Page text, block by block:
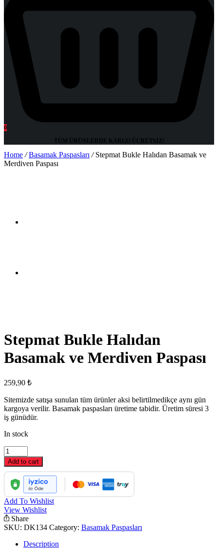
0
TÜM ÜRÜNLERDE KARGO ÜCRETSIZ!
Home / Basamak Paspasları /Stepmat Bukle Halıdan Basamak ve
Merdiven Paspası
Stepmat Bukle Halıdan
Basamak ve Merdiven Paspası
259,90 ₺
Sitemizde satışa sunulan tüm ürünler aksi belirtilmedikçe aynı gün
kargoya verilir. Basamak paspasları üretime tabidir. Üretim süresi 3
iş günüdür.
In stock
Stepmat
Bukle
Halıdan
Basamak
Merdiven
Paspası
quantity
Add to cart
Add To Wishlist
View Wishlist
Share
SKU: DK134 Category: Basamak Paspasları
Description